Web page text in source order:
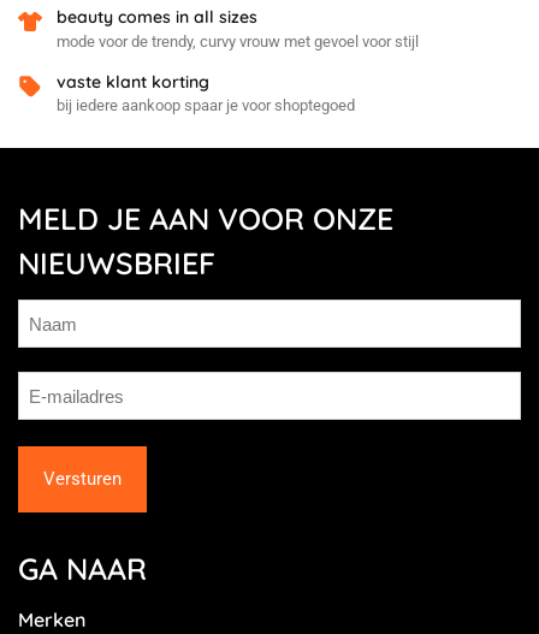
beauty comes in all sizes
mode voor de trendy, curvy vrouw met gevoel voor stijl
vaste klant korting
bij iedere aankoop spaar je voor shoptegoed
MELD JE AAN VOOR ONZE
NIEUWSBRIEF
GA NAAR
Merken